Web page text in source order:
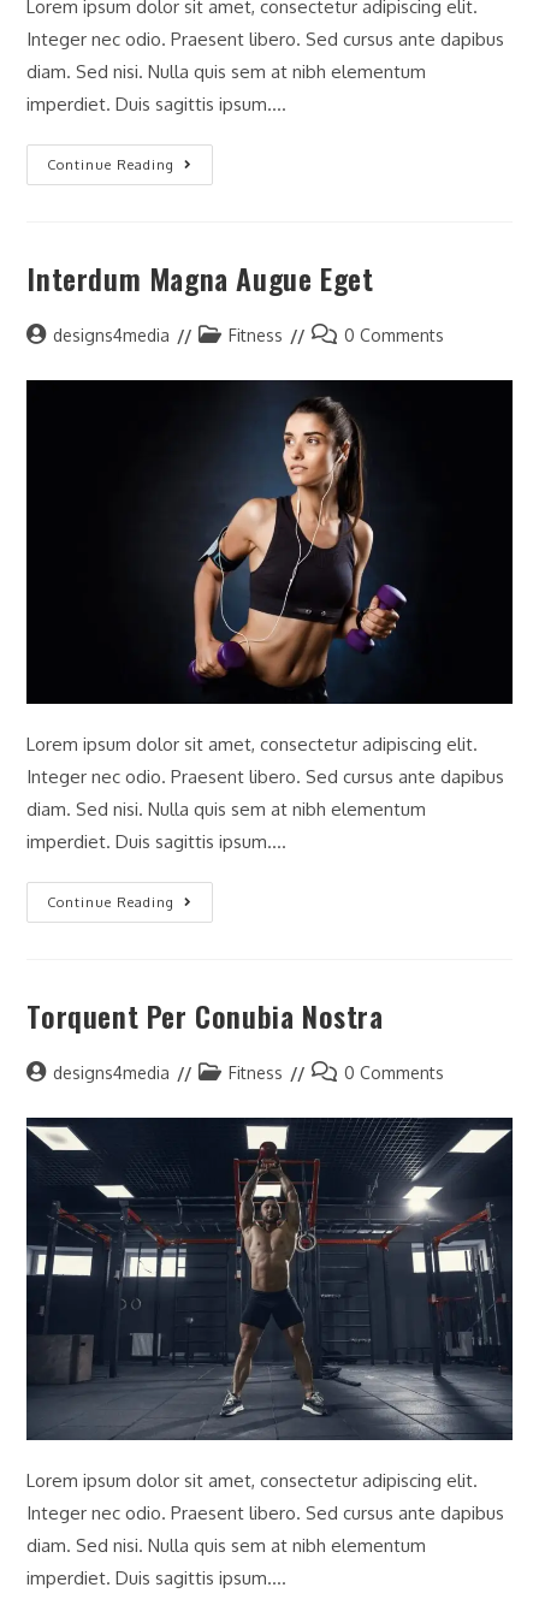
Lorem ipsum dolor sit amet, consectetur adipiscing elit.
Integer nec odio. Praesent libero. Sed cursus ante dapibus
diam. Sed nisi. Nulla quis sem at nibh elementum
imperdiet. Duis sagittis ipsum.…
Continue Reading
Interdum Magna Augue Eget
designs4media Fitness 0 Comments
Lorem ipsum dolor sit amet, consectetur adipiscing elit.
Integer nec odio. Praesent libero. Sed cursus ante dapibus
diam. Sed nisi. Nulla quis sem at nibh elementum
imperdiet. Duis sagittis ipsum.…
Continue Reading
Torquent Per Conubia Nostra
designs4media Fitness 0 Comments
Lorem ipsum dolor sit amet, consectetur adipiscing elit.
Integer nec odio. Praesent libero. Sed cursus ante dapibus
diam. Sed nisi. Nulla quis sem at nibh elementum
imperdiet. Duis sagittis ipsum.…